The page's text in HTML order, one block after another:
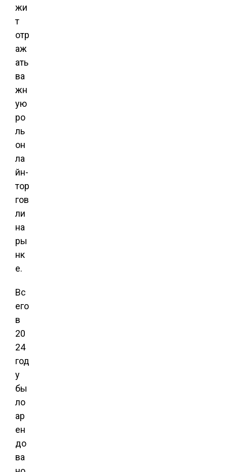
жи
т
отр
аж
ать
ва
жн
ую
ро
ль
он
ла
йн-
тор
гов
ли
на
ры
нк
е.
Вс
его
в
20
24
год
у
бы
ло
ар
ен
до
ва